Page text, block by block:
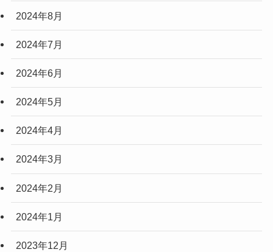
2024年8月
2024年7月
2024年6月
2024年5月
2024年4月
2024年3月
2024年2月
2024年1月
2023年12月